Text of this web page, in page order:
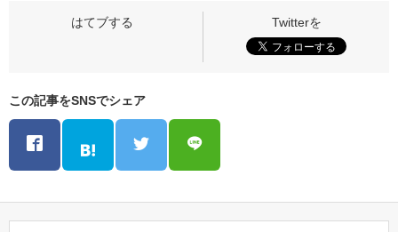
この記事をSNSでシェア